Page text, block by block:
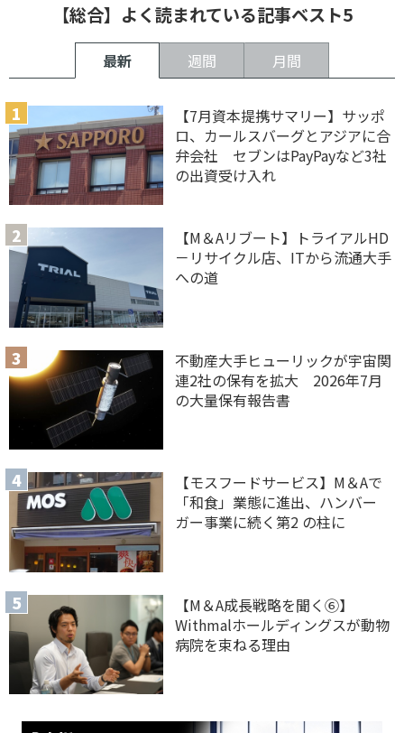
【総合】よく読まれている記事ベスト5
最新 週間 月間
【7月資本提携サマリー】サッポ
ロ、カールスバーグとアジアに合
弁会社 セブンはPayPayなど3社
の出資受け入れ
【M＆Aリブート】トライアルHD
－リサイクル店、ITから流通大手
への道
不動産大手ヒューリックが宇宙関
連2社の保有を拡大 2026年7月
の大量保有報告書
【モスフードサービス】M＆Aで
「和食」業態に進出、ハンバー
ガー事業に続く第2 の柱に
【M＆A 成長戦略を聞く⑥】
Withmalホールディングスが動物
病院を束ねる理由